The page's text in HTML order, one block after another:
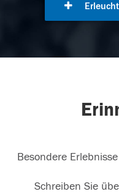
Besondere
Schreiben Sie